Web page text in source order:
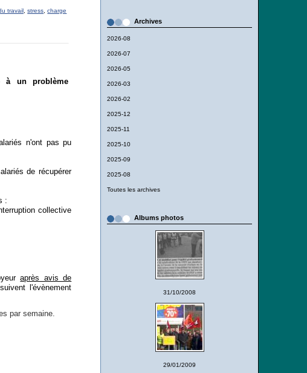
Archives
2026-08
2026-07
2026-05
2026-03
2026-02
2025-12
2025-11
2025-10
2025-09
2025-08
Toutes les archives
Albums photos
31/10/2008
29/01/2009
travail ,stress ,charge
à un problème
n'ont pas pu
de récupérer
:
collective
après avis de
l'évènement
par semaine.